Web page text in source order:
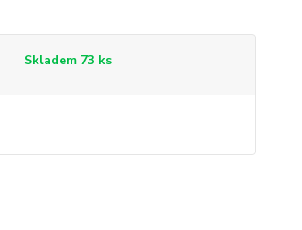
Skladem 73 ks